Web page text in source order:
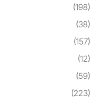
(198)
(38)
(157)
(12)
(59)
(223)